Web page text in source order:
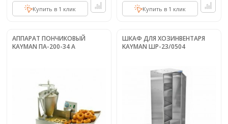
Купить в 1 клик Купить в 1 клик
АППАРАТ ПОНЧИКОВЫЙ
KAYMAN ПА-200-34 А
ШКАФ ДЛЯ ХОЗИНВЕНТАРЯ
KAYMAN ШР-23/0504